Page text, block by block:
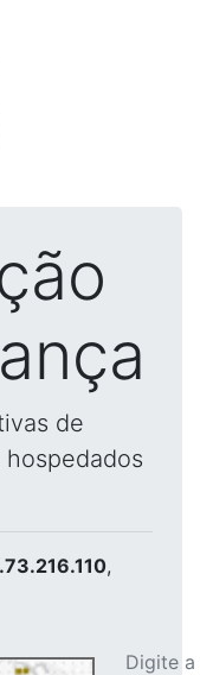
de
,
Digite